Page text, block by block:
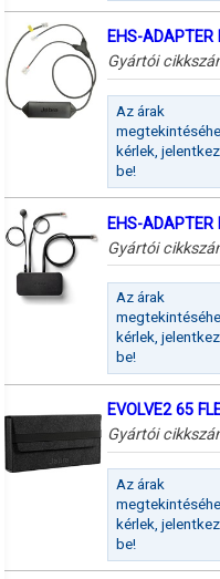
EHS-
Gyártói
Az árak
kérlek,
be!
EHS-
Gyártói
Az árak
kérlek,
be!
EVOLVE2 65
Gyártói
Az árak
kérlek,
be!